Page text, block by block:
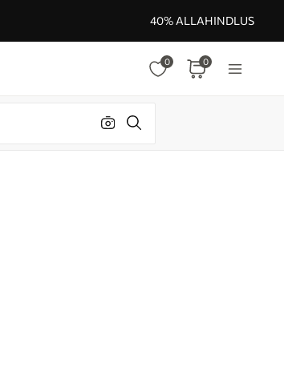
40% ALLAHINDLUS
0 0